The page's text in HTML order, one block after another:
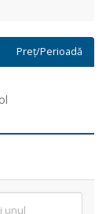
Preț/Perioadă